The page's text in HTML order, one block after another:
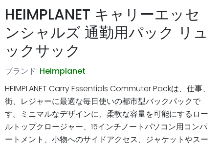
HEIMPLANET キャリーエッセ
ンシャルズ 通勤用パック リュ
ックサック
ブランド: Heimplanet
HEIMPLANET Carry Essentials Commuter Packは、仕事、
街、レジャーに最適な毎日使いの都市型バックパックで
す。ミニマルなデザインに、柔軟な容量を可能にするロー
ルトップクロージャー、15インチノートパソコン用コンパ
ートメント、小物へのサイドアクセス、ジャケットやスー